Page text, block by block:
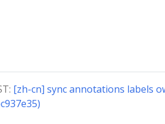
[zh-cn] sync annotations labels